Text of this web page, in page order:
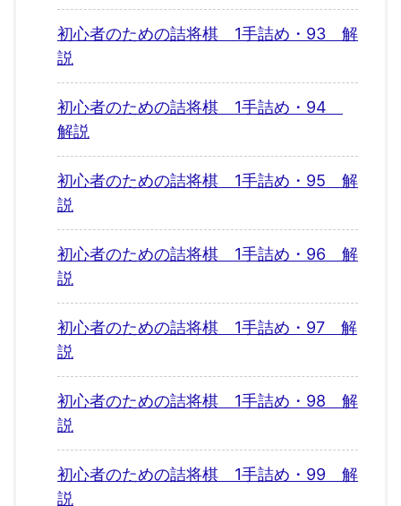
初心者のための詰将棋 1手詰め・93 解
説
初心者のための詰将棋 1手詰め・94
解説
初心者のための詰将棋 1手詰め・95 解
説
初心者のための詰将棋 1手詰め・96 解
説
初心者のための詰将棋 1手詰め・97 解
説
初心者のための詰将棋 1手詰め・98 解
説
初心者のための詰将棋 1手詰め・99 解
説